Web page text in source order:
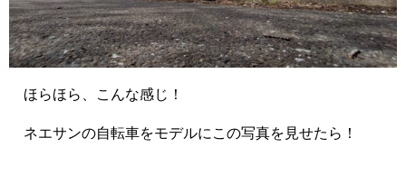
ほらほら、こんな感じ！
ネエサンの自転車をモデルにこの写真を見せたら！